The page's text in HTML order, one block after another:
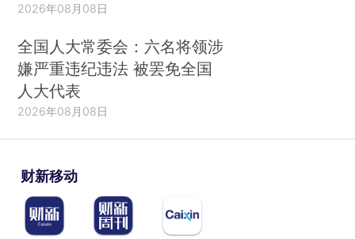
2026年08月08日
全国人大常委会：六名将领涉
嫌严重违纪违法 被罢免全国
人大代表
2026年08月08日
财新移动